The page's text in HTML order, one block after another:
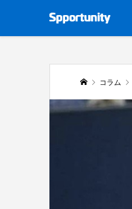
コラム